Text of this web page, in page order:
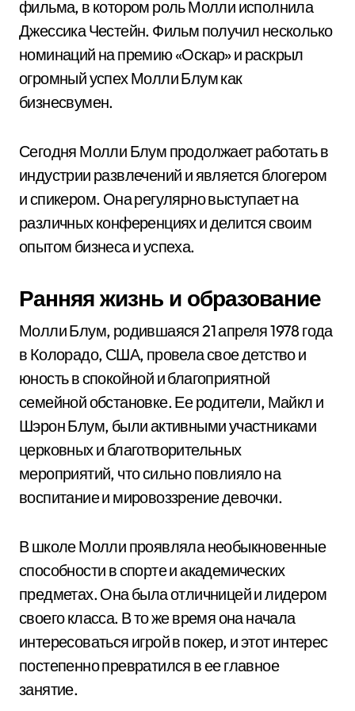
фильма, в котором роль Молли исполнила
Джессика Честейн. Фильм получил несколько
номинаций на премию «Оскар» и раскрыл
огромный успех Молли Блум как
бизнесвумен.
Сегодня Молли Блум продолжает работать в
индустрии развлечений и является блогером
и спикером. Она регулярно выступает на
различных конференциях и делится своим
опытом бизнеса и успеха.
Ранняя жизнь и образование
Молли Блум, родившаяся 21 апреля 1978 года
в Колорадо, США, провела свое детство и
юность в спокойной и благоприятной
семейной обстановке. Ее родители, Майкл и
Шэрон Блум, были активными участниками
церковных и благотворительных
мероприятий, что сильно повлияло на
воспитание и мировоззрение девочки.
В школе Молли проявляла необыкновенные
способности в спорте и академических
предметах. Она была отличницей и лидером
своего класса. В то же время она начала
интересоваться игрой в покер, и этот интерес
постепенно превратился в ее главное
занятие.